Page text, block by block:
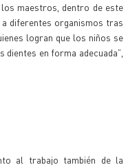
maestros, dentro de este
a diferentes organismos tras
logran que los niños se
en forma adecuada”,
al trabajo también de la